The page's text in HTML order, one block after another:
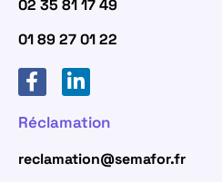
02 35 81 17 49
01 89 27 01 22
Réclamation
reclamation@semafor.fr